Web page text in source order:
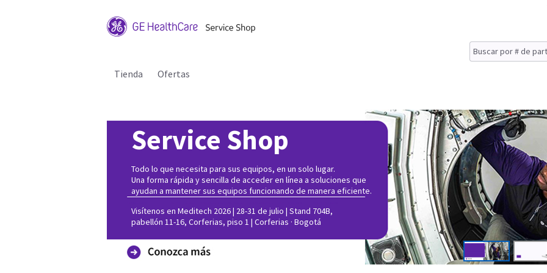
Tienda Ofertas
Service Shop
Todo lo que necesita para sus equipos, en un solo lugar.
Una forma rápida y sencilla de acceder en línea a soluciones que
ayudan a mantener sus equipos funcionando de manera eficiente.
Visítenos en Meditech 2026 | 28-31 de julio | Stand 704B,
pabellón 11-16, Corferias, piso 1 | Corferias · Bogotá